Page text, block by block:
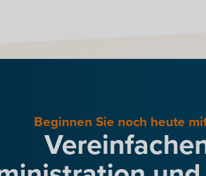
Beginnen Sie noch heute